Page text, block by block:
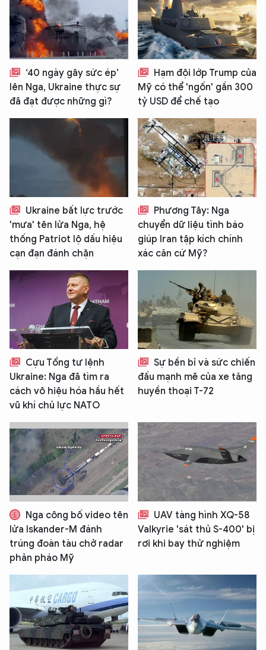
‘40 ngày gây sức ép’
lên Nga, Ukraine thực sự
đã đạt được những gì?
Hạm đội lớp Trump của
Mỹ có thể 'ngốn' gần 300
tỷ USD để chế tạo
Ukraine bất lực trước
'mưa' tên lửa Nga, hệ
thống Patriot lộ dấu hiệu
cạn đạn đánh chặn
Phương Tây: Nga
chuyển dữ liệu tình báo
giúp Iran tập kích chính
xác căn cứ Mỹ?
Cựu Tổng tư lệnh
Ukraine: Nga đã tìm ra
cách vô hiệu hóa hầu hết
vũ khí chủ lực NATO
Sự bền bỉ và sức chiến
đấu mạnh mẽ của xe tăng
huyền thoại T-72
Nga công bố video tên
lửa Iskander-M đánh
trúng đoàn tàu chở radar
phản pháo Mỹ
UAV tàng hình XQ-58
Valkyrie 'sát thủ S-400' bị
rơi khi bay thử nghiệm